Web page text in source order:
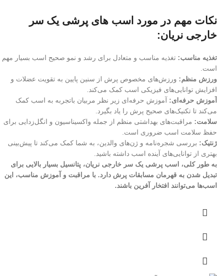
نکات مهم در مورد اسب های پرشی یک سر
خارجی نریان:
تغذیه مناسب: تغذیه مناسب و متعادل برای رشد و نمو صحیح اسب بسیار مهم
است.
ورزش منظم: ورزش‌های مخصوص پرش از سنین پایین به تقویت عضلات و
افزایش توانایی‌های فیزیکی اسب کمک می‌کند.
آموزش حرفه‌ای: آموزش حرفه‌ای زیر نظر مربیان باتجربه به اسب کمک
می‌کند تا تکنیک‌های صحیح پرش را یاد بگیرد.
سلامت: مراقبت‌های بهداشتی منظم از جمله واکسیناسیون و انگل‌زدایی برای
حفظ سلامت اسب ضروری است.
ژنتیک: بررسی شجره‌نامه و ژن‌های والدین، به شما کمک می‌کند تا پیش‌بینی
بهتری از توانایی‌های آینده اسب داشته باشید.
به طور کلی، اسب پرشی یک سر خارجی نریان، پتانسیل بسیار بالایی برای
تبدیل شدن به قهرمان مسابقات پرش دارد. با مراقبت و آموزش مناسب، این
اسب‌ها می‌توانند افتخار آفرین باشند.